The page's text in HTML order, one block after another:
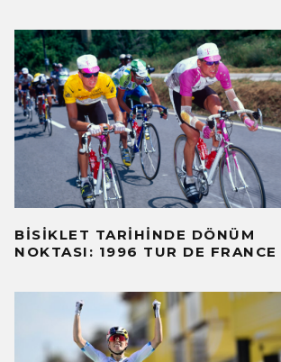
BISIKLET TARIHINDE DÖNÜM
NOKTASI: 1996 TUR DE FRANCE